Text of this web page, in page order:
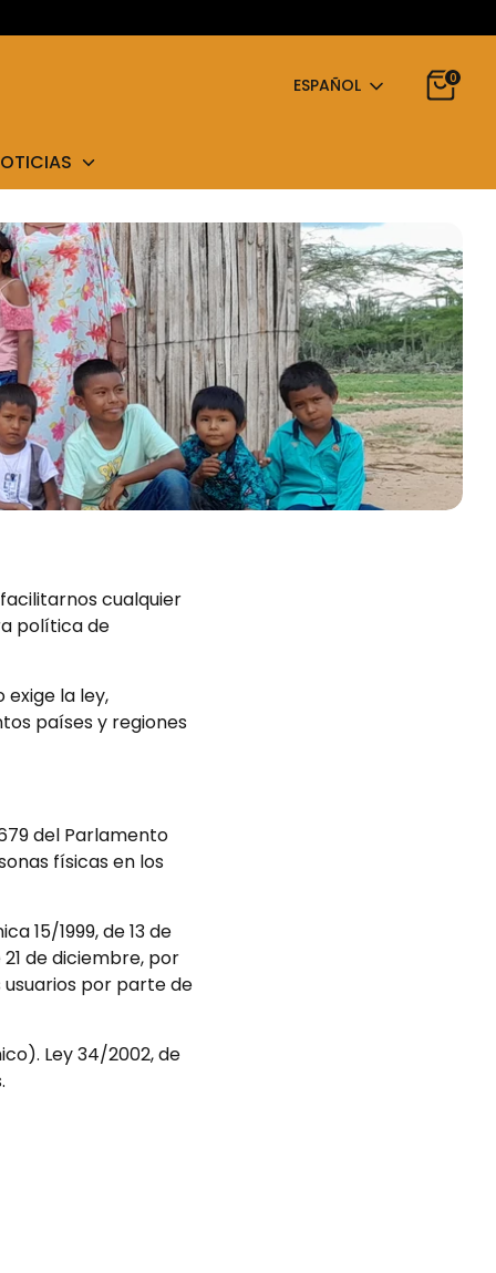
Idioma
ESPAÑOL 0
cualquier
política de
la ley,
países y regiones
del Parlamento
físicas en los
15/1999, de 13 de
de diciembre, por
por parte de
Ley 34/2002, de